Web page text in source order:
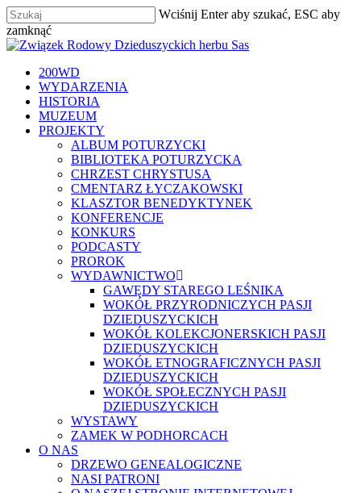
Skip
to
main
Wciśnij Enter aby szukać, ESC aby
zamknąć
Zamknij
szukaj
Menu
200WD
WYDARZENIA
HISTORIA
MUZEUM
PROJEKTY
ALBUM POTURZYCKI
BIBLIOTEKA POTURZYCKA
CHRZEST CHRYSTUSA
CMENTARZ ŁYCZAKOWSKI
KLASZTOR BENEDYKTYNEK
KONFERENCJE
KONKURS
PODCASTY
PROROK
WYDAWNICTWO
GAWĘDY STAREGO LEŚNIKA
WOKÓŁ PRZYRODNICZYCH PASJI
DZIEDUSZYCKICH
WOKÓŁ KOLEKCJONERSKICH PASJI
DZIEDUSZYCKICH
WOKÓŁ ETNOGRAFICZNYCH PASJI
DZIEDUSZYCKICH
WOKÓŁ SPOŁECZNYCH PASJI
DZIEDUSZYCKICH
WYSTAWY
ZAMEK W PODHORCACH
O NAS
DRZEWO GENEALOGICZNE
NASI PATRONI